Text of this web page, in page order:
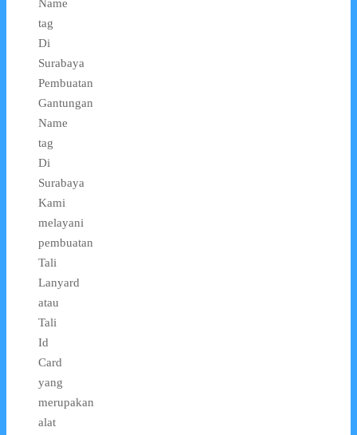
Name
tag
Di
Surabaya
Pembuatan
Gantungan
Name
tag
Di
Surabaya
Kami
melayani
pembuatan
Tali
Lanyard
atau
Tali
Id
Card
yang
merupakan
alat